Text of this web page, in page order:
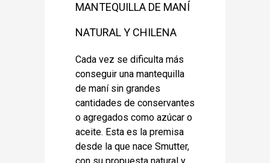
MANTEQUILLA DE MANÍ
NATURAL Y CHILENA
Cada vez se dificulta más
conseguir una mantequilla
de maní sin grandes
cantidades de conservantes
o agregados como azúcar o
aceite. Esta es la premisa
desde la que nace Smutter,